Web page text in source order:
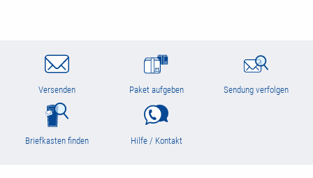
Versenden Paket aufgeben Sendung verfolgen
Briefkasten finden Hilfe / Kontakt